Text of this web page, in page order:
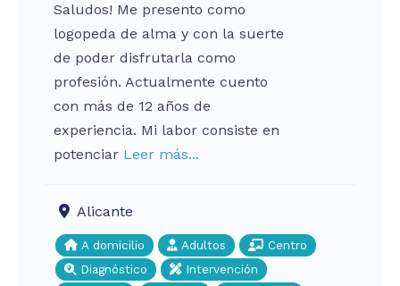
Saludos! Me presento como
logopeda de alma y con la suerte
de poder disfrutarla como
profesión. Actualmente cuento
con más de 12 años de
experiencia. Mi labor consiste en
potenciar Leer más...
Alicante
A domicilio Adultos
Centro
Diagnóstico
Intervención